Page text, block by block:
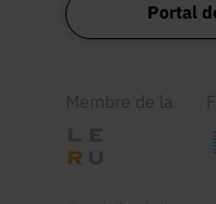
Portal
Membre de la